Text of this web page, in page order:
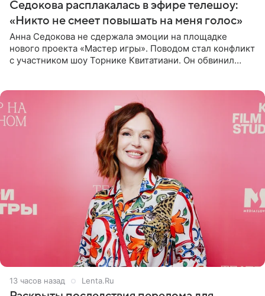
Седокова расплакалась в эфире телешоу:
«Никто не смеет повышать на меня голос»
Анна Седокова не сдержала эмоции на площадке
нового проекта «Мастер игры». Поводом стал конфликт
с участником шоу Торнике Квитатиани. Он обвинил
13 часов назад Lenta.Ru